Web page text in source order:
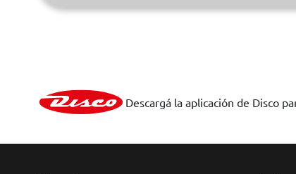
Descargá la aplicación de Disco